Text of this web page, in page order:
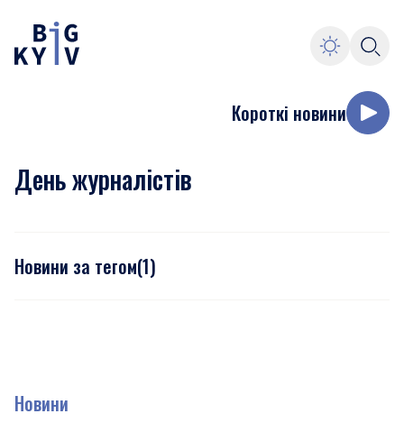
Короткі новини
День журналістів
Новини за тегом(1)
Новини